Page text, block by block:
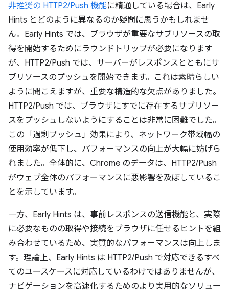
非推奨の HTTP2/Push 機能に精通している場合は、Early
Hints とどのように異なるのか疑問に思うかもしれませ
ん。Early Hints では、ブラウザが重要なサブリソースの取
得を開始するためにラウンドトリップが必要になります
が、HTTP2/Push では、サーバーがレスポンスとともにサ
ブリソースのプッシュを開始できます。これは素晴らしい
ように聞こえますが、重要な構造的な欠点がありました。
HTTP2/Push では、ブラウザにすでに存在するサブリソー
スをプッシュしないようにすることは非常に困難でした。
この「過剰プッシュ」効果により、ネットワーク帯域幅の
使用効率が低下し、パフォーマンスの向上が大幅に妨げら
れました。全体的に、Chrome のデータは、HTTP2/Push
がウェブ全体のパフォーマンスに悪影響を及ぼしているこ
とを示しています。
一方、Early Hints は、事前レスポンスの送信機能と、実際
に必要なものの取得や接続をブラウザに任せるヒントを組
み合わせているため、実質的なパフォーマンスは向上しま
す。理論上、Early Hints は HTTP2/Push で対応できるすべ
てのユースケースに対応しているわけではありませんが、
ナビゲーションを高速化するためのより実用的なソリュー